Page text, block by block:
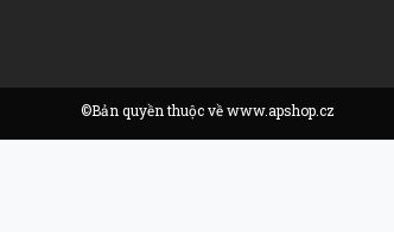
©Bản quyền thuộc về www.apshop.cz